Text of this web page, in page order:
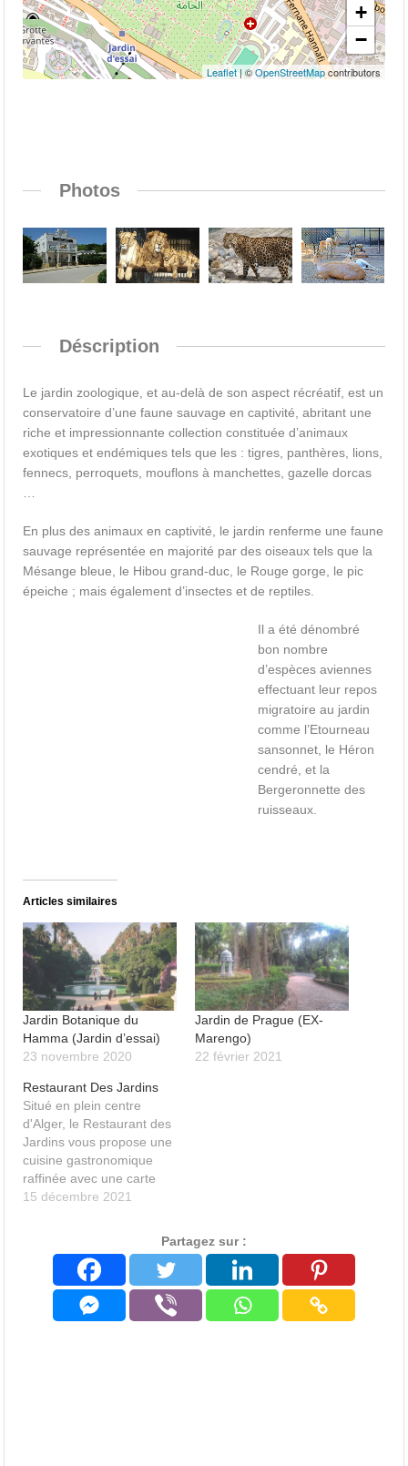
+
−
Leaflet| ©OpenStreetMapcontributors
Photos
Déscription
Le jardin zoologique, et au-delà de son aspect récréatif, est un
conservatoire d’une faune sauvage en captivité, abritant une
riche et impressionnante collection constituée d’animaux
exotiques et endémiques tels que les : tigres, panthères, lions,
fennecs, perroquets, mouflons à manchettes, gazelle dorcas
…
En plus des animaux en captivité, le jardin renferme une faune
sauvage représentée en majorité par des oiseaux tels que la
Mésange bleue, le Hibou grand-duc, le Rouge gorge, le pic
épeiche ; mais également d’insectes et de reptiles.
Il a été dénombré
bon nombre
d’espèces aviennes
effectuant leur repos
migratoire au jardin
comme l’Etourneau
sansonnet, le Héron
cendré, et la
Bergeronnette des
ruisseaux.
Articles similaires
Jardin Botanique du
Hamma (Jardin d’essai)
23 novembre 2020
Jardin de Prague (EX-
Marengo)
22 février 2021
Restaurant Des Jardins
Situé en plein centre
d'Alger, le Restaurant des
Jardins vous propose une
cuisine gastronomique
raffinée avec une carte
changeante au fil des
15 décembre 2021
Partagez sur :